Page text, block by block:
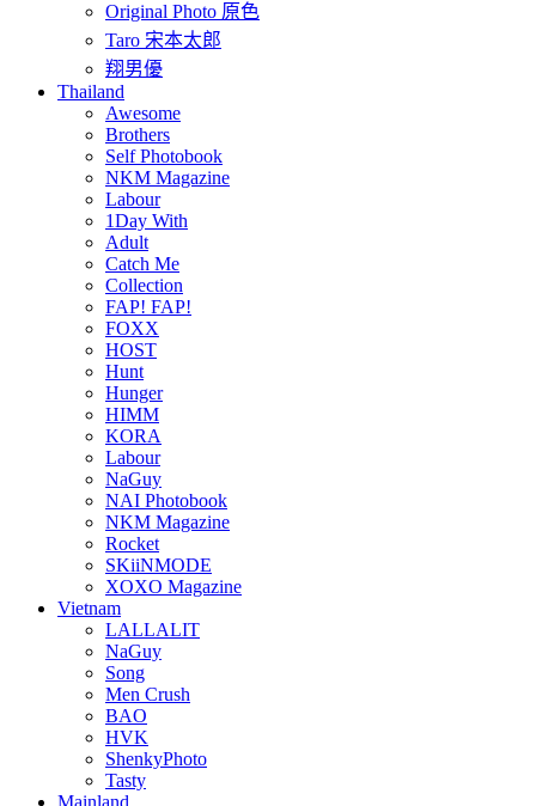
Original Photo 原色
Taro 宋本太郎
翔男優
Thailand
Awesome
Brothers
Self Photobook
NKM Magazine
Labour
1Day With
Adult
Catch Me
Collection
FAP! FAP!
FOXX
HOST
Hunt
Hunger
HIMM
KORA
Labour
NaGuy
NAI Photobook
NKM Magazine
Rocket
SKiiNMODE
XOXO Magazine
Vietnam
LALLALIT
NaGuy
Song
Men Crush
BAO
HVK
ShenkyPhoto
Tasty